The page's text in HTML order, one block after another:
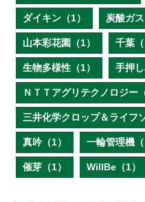
ダイキン（1） 炭酸ガス
山本彩花園（1） 千葉（
生物多様性（1） 手押し
ＮＴＴアグリテクノロジー
三井化学クロップ＆ライフ
真吟（1） 一輪管理機（
催芽（1） WillBe（1）